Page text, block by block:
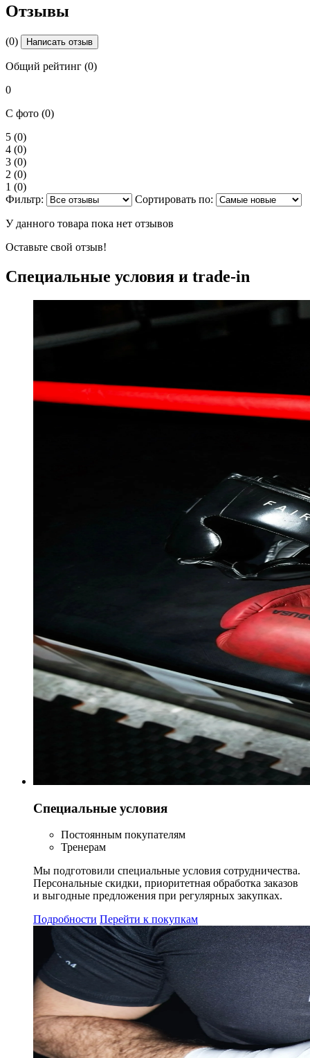
Отзывы
(0) Написать отзыв
Общий рейтинг (0)
0
С фото (0)
5 (0)
4 (0)
3 (0)
2 (0)
1 (0)
Фильтр:
Сортировать по:
У данного товара пока нет отзывов
Оставьте свой отзыв!
Специальные условия и trade-in
Специальные условия
Постоянным покупателям
Тренерам
Мы подготовили специальные условия сотрудничества.
Персональные скидки, приоритетная обработка заказов
и выгодные предложения при регулярных закупках.
Подробности Перейти к покупкам